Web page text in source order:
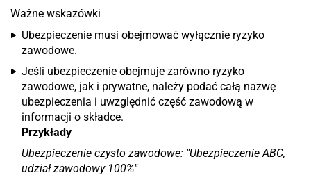
Ważne wskazówki
Ubezpieczenie musi obejmować wyłącznie ryzyko
zawodowe.
Jeśli ubezpieczenie obejmuje zarówno ryzyko
zawodowe, jak i prywatne, należy podać całą nazwę
ubezpieczenia i uwzględnić część zawodową w
informacji o składce.
Przykłady
Ubezpieczenie czysto zawodowe: "Ubezpieczenie ABC,
udział zawodowy 100%"